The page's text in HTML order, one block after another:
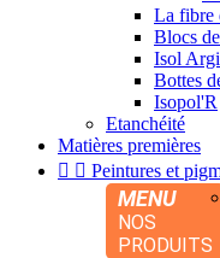
La fibre
Blocs
Isol
Bottes
Isopol'R
Etanchéité
Matières premières
  Peintures et
MENU
NOS
PRODUITS